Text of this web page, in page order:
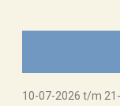
10-07-2026 t/m